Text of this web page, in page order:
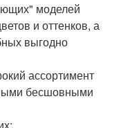
моделей
и оттенков, а
выгодно
ассортимент
бесшовными